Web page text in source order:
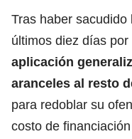
Tras haber
últimos diez días
aplicación
aranceles al resto
para redoblar su
costo de